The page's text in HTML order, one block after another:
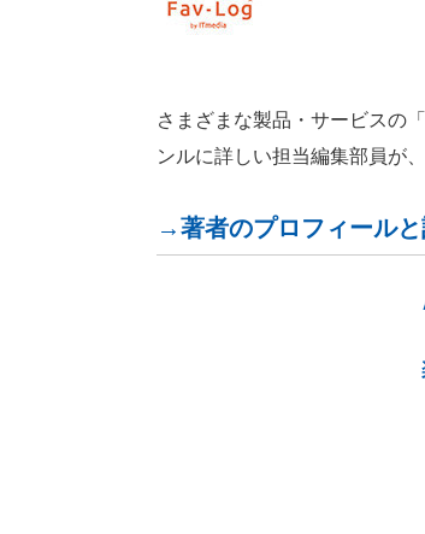
さまざまな製品・サービスの
ンルに詳しい担当編集部員が
→著者のプロフィール